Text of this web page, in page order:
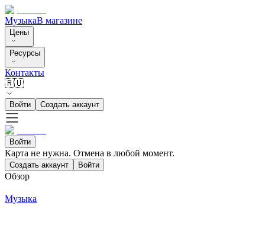
МузыкаВ магазине
Цены
Ресурсы
Контакты
🇷🇺
Войти Создать аккаунт
Войти
Карта не нужна. Отмена в любой момент.
Создать аккаунт Войти
Обзор
Музыка